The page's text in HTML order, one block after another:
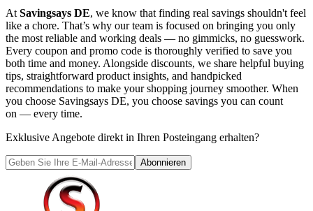
At Savingsays DE, we know that finding real savings shouldn't feel
like a chore. That’s why our team is focused on bringing you only
the most reliable and working deals — no gimmicks, no guesswork.
Every coupon and promo code is thoroughly verified to save you
both time and money. Alongside discounts, we share helpful buying
tips, straightforward product insights, and handpicked
recommendations to make your shopping journey smoother. When
you choose Savingsays DE, you choose savings you can count
on — every time.
Exklusive Angebote direkt in Ihren Posteingang erhalten?
Abonnieren